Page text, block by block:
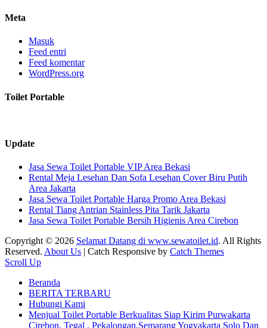
Meta
Masuk
Feed entri
Feed komentar
WordPress.org
Toilet Portable
Update
Jasa Sewa Toilet Portable VIP Area Bekasi
Rental Meja Lesehan Dan Sofa Lesehan Cover Biru Putih
Area Jakarta
Jasa Sewa Toilet Portable Harga Promo Area Bekasi
Rental Tiang Antrian Stainless Pita Tarik Jakarta
Jasa Sewa Toilet Portable Bersih Higienis Area Cirebon
Copyright © 2026 Selamat Datang di www.sewatoilet.id. All Rights
Reserved. About Us | Catch Responsive by Catch Themes
Scroll Up
Beranda
BERITA TERBARU
Hubungi Kami
Menjual Toilet Portable Berkualitas Siap Kirim Purwakarta
Cirebon, Tegal , Pekalongan,Semarang Yogyakarta Solo Dan